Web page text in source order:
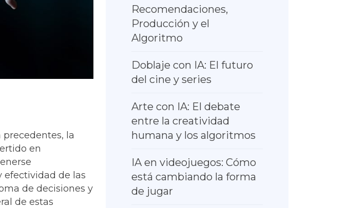
la
en
efectividad de las
de decisiones y
de estas
Recomendaciones,
Producción y el
Algoritmo
Doblaje con IA: El futuro
del cine y series
Arte con IA: El debate
entre la creatividad
humana y los algoritmos
IA en videojuegos: Cómo
está cambiando la forma
de jugar